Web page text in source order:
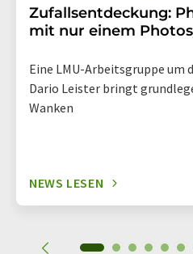
Zufallsentdeckung:
mit nur einem
Eine LMU-Arbeitsgruppe um
Dario Leister bringt
Wanken
NEWS LESEN